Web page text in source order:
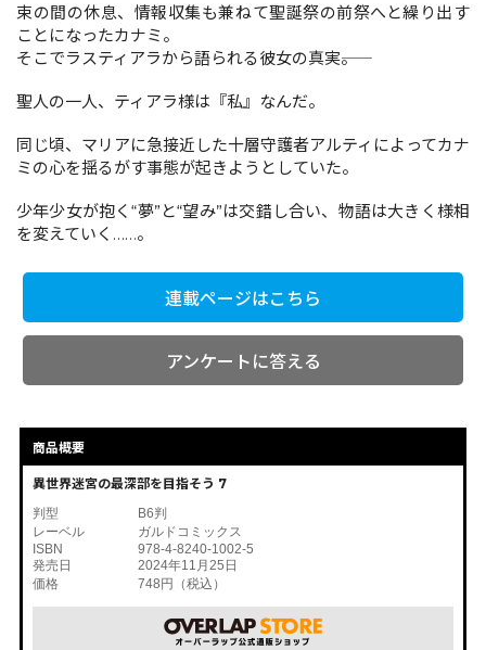
束の間の休息、情報収集も兼ねて聖誕祭の前祭へと繰り出す
ことになったカナミ。
そこでラスティアラから語られる彼女の真実――。
聖人の一人、ティアラ様は『私』なんだ。
同じ頃、マリアに急接近した十層守護者アルティによってカナ
ミの心を揺るがす事態が起きようとしていた。
少年少女が抱く“夢”と“望み”は交錯し合い、物語は大きく様相
を変えていく……。
連載ページはこちら
アンケートに答える
商品概要
異世界迷宮の最深部を目指そう 7
判型
B6判
レーベル
ガルドコミックス
ISBN
978-4-8240-1002-5
発売日
2024年11月25日
価格
748円（税込）